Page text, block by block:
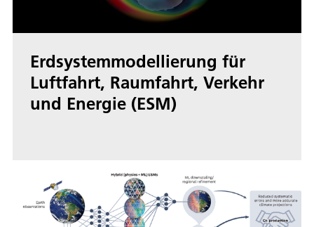
Erdsystemmodellierung für
Luftfahrt, Raumfahrt, Verkehr
und Energie (ESM)